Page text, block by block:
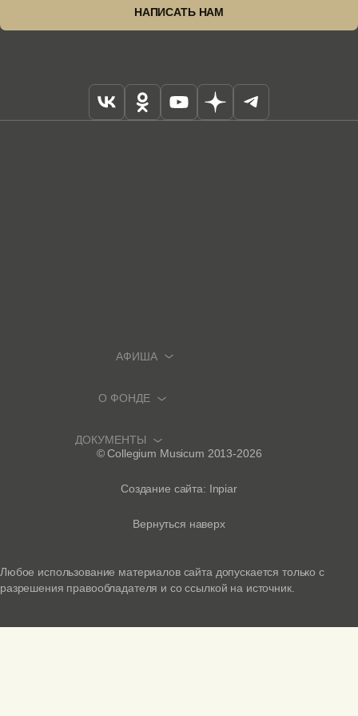
НАПИСАТЬ НАМ
АФИША
АФИША И БИЛЕТЫ
АРХИВ КОНЦЕРТОВ
О ФОНДЕ
О ФОНДЕ
ДОКУМЕНТЫ
ПОЛИТИКА КОНФИДЕНЦИАЛЬНОСТИ
ВОЗВРАТ БИЛЕТОВ
© Collegium Musicum 2013-2026
Вернуться наверх
Создание сайта: Inpiar
Любое использование материалов сайта допускается только с
разрешения правообладателя и со ссылкой на источник.